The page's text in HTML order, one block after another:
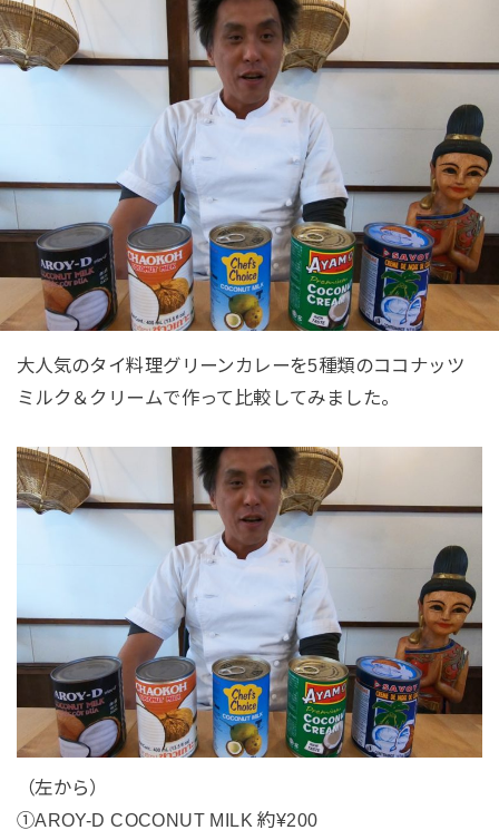
大人気のタイ料理グリーンカレーを5種類のココナッツ
ミルク＆クリームで作って比較してみました。
（左から）
①AROY-D COCONUT MILK 約¥200